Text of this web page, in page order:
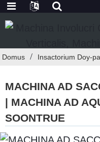
Domus Insactorium Doy-
MACHINA AD
| MACHINA AD
SOONTRUE